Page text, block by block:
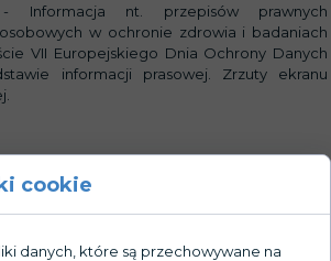
Galeria:
Informacja nt. przepisów prawnych
w ochronie zdrowia i badaniach
VII Europejskiego Dnia Ochrony Danych
informacji prasowej. Zrzuty ekranu
cookie
danych, które są przechowywane na